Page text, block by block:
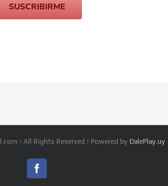
SUSCRIBIRME
| All Rights Reserved | Powered by DalePlay.uy
Facebook